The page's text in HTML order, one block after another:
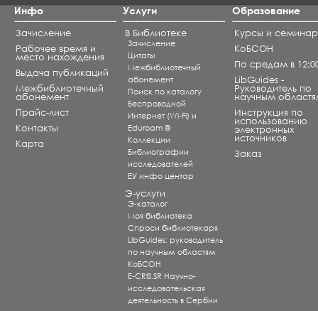
Инфо
Зачисление
Рабочее время и
место нахождения
Выдача публикаций
Межбиблиотечный
абонемент
Прайс-лист
Контакты
Карта
Услуги
В Библиотеке
Зачисление
Цитаты
Межбиблиотечный
абонемент
Поиск по каталогу
Беспроводной
Интернет (Wi-Fi) и
Eduroam ®
Коллекции
Библиографии
исследователей
ЕУ инфо центар
Э-услуги
Э-каталог
Моя библиотека
Спроси библиотекаря
LibGuides: руководитель
по научным областям
КоБСОН
E-CRIS.SR Научно-
исследовательская
деятельность в Сербии
Образование
Курсы и
КоБСОН
По средам в
LibGuides -
Руководитель по
научным
Инструкция по
использованию
электронных
источников
Заказ